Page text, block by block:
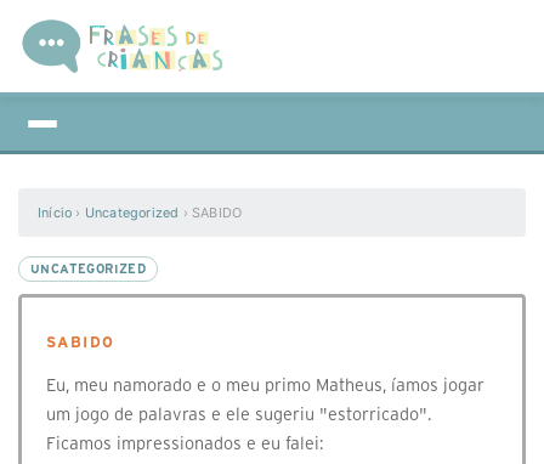
Início › Uncategorized › SABIDO
UNCATEGORIZED
SABIDO
Eu, meu namorado e o meu primo Matheus, íamos jogar
um jogo de palavras e ele sugeriu "estorricado".
Ficamos impressionados e eu falei: